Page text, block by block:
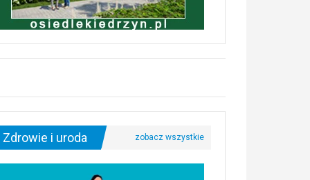
Zdrowie i uroda